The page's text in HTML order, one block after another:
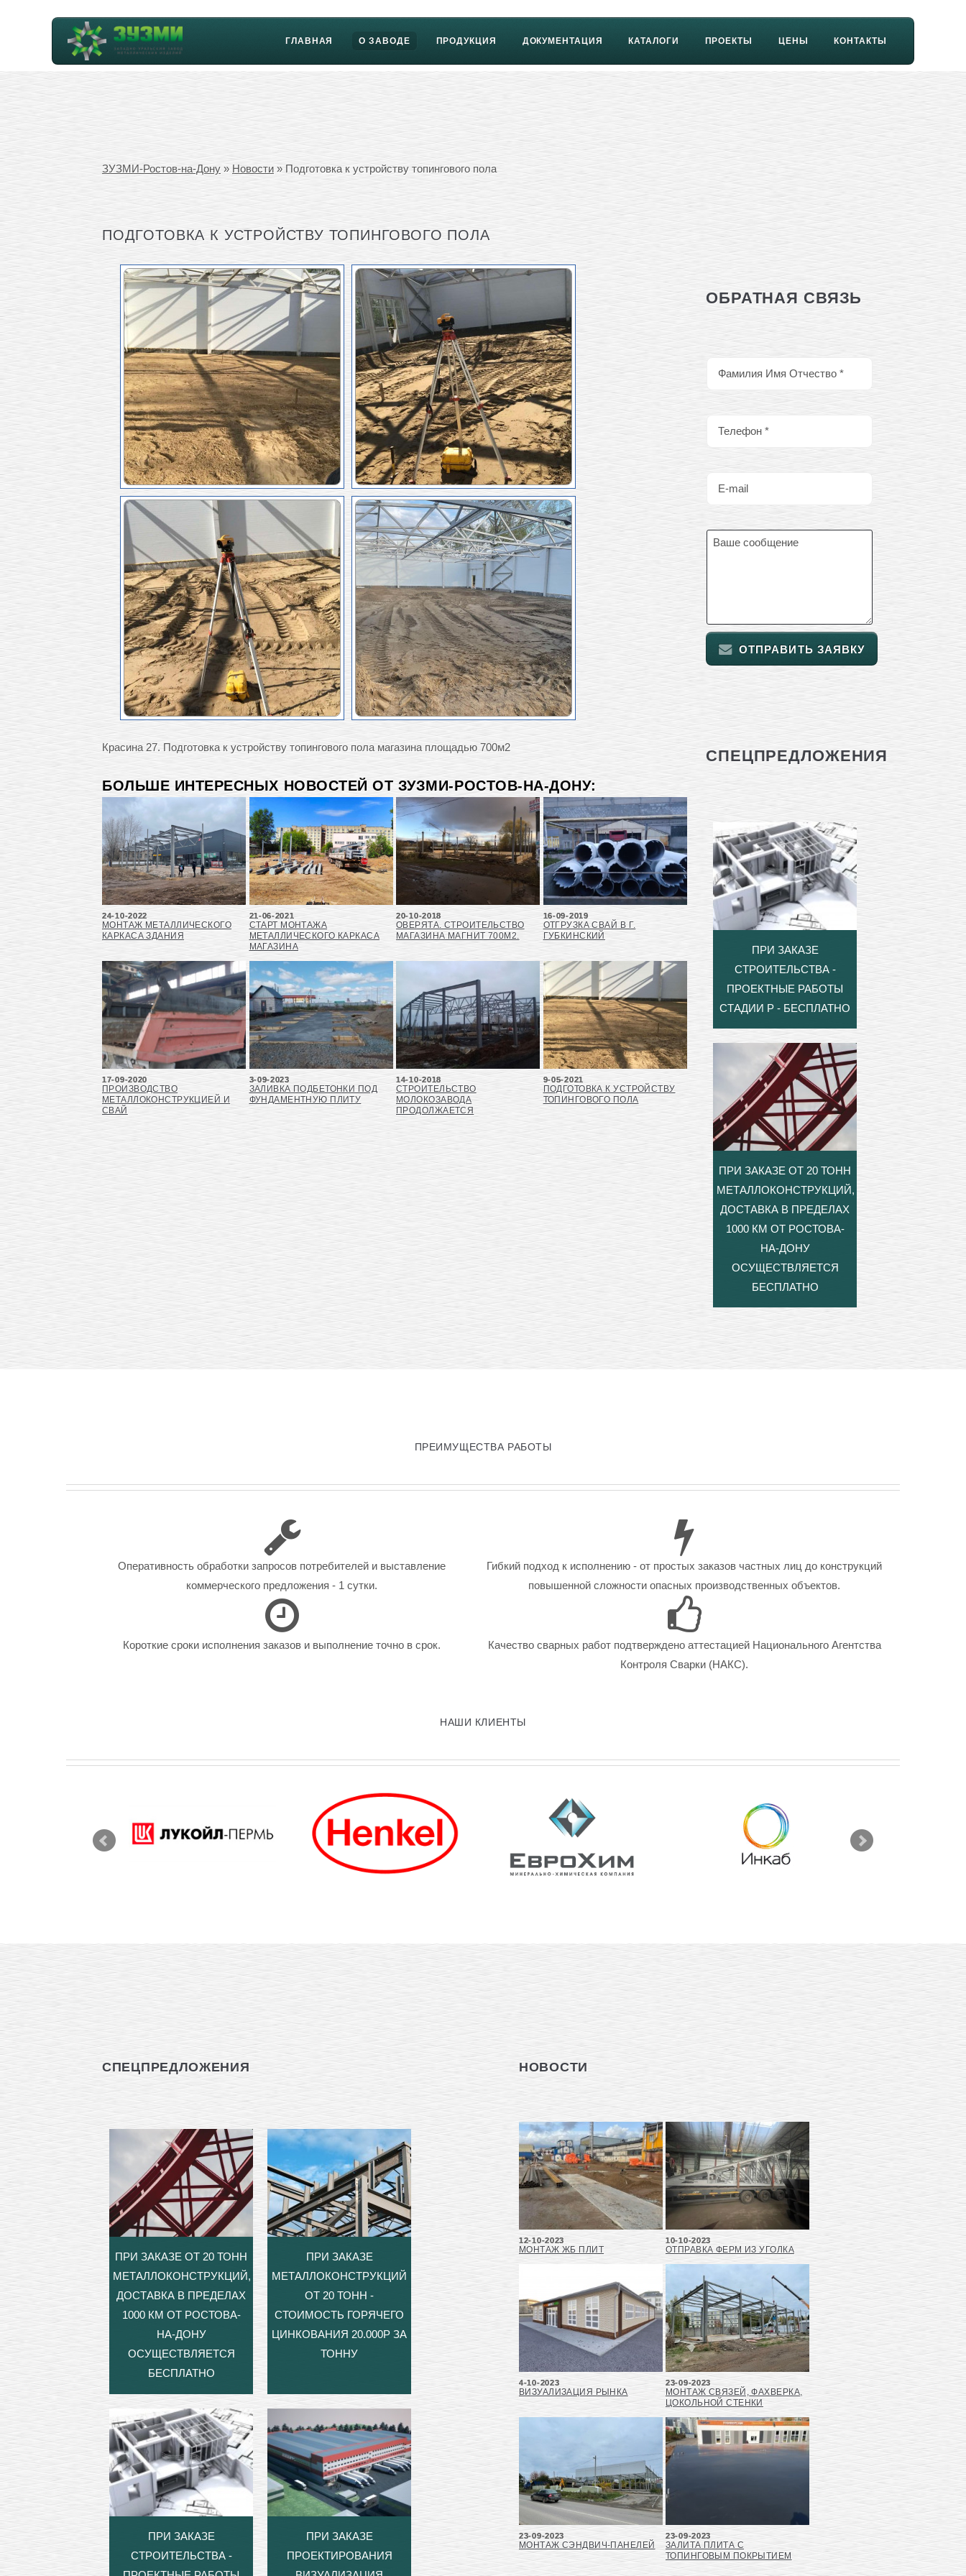
ГЛАВНАЯ О ЗАВОДЕ ПРОДУКЦИЯ ДОКУМЕНТАЦИЯ КАТАЛОГИ ПРОЕКТЫ ЦЕНЫ КОНТАКТЫ
ЗУЗМИ-Ростов-на-Дону » Новости » Подготовка к устройству топингового пола
ПОДГОТОВКА К УСТРОЙСТВУ ТОПИНГОВОГО ПОЛА
Красина 27. Подготовка к устройству топингового пола магазина площадью 700м2
БОЛЬШЕ ИНТЕРЕСНЫХ НОВОСТЕЙ ОТ ЗУЗМИ-РОСТОВ-НА-ДОНУ:
24-10-2022
МОНТАЖ МЕТАЛЛИЧЕСКОГО
КАРКАСА ЗДАНИЯ
21-06-2021
СТАРТ МОНТАЖА
МЕТАЛЛИЧЕСКОГО КАРКАСА
МАГАЗИНА
20-10-2018
ОВЕРЯТА. СТРОИТЕЛЬСТВО
МАГАЗИНА МАГНИТ 700М2.
16-09-2019
ОТГРУЗКА СВАЙ В Г.
ГУБКИНСКИЙ
17-09-2020
ПРОИЗВОДСТВО
МЕТАЛЛОКОНСТРУКЦИЕЙ И
СВАЙ
3-09-2023
ЗАЛИВКА ПОДБЕТОНКИ ПОД
ФУНДАМЕНТНУЮ ПЛИТУ
14-10-2018
СТРОИТЕЛЬСТВО
МОЛОКОЗАВОДА
ПРОДОЛЖАЕТСЯ
9-05-2021
ПОДГОТОВКА К УСТРОЙСТВУ
ТОПИНГОВОГО ПОЛА
ОБРАТНАЯ СВЯЗЬ
ОТПРАВИТЬ ЗАЯВКУ
СПЕЦПРЕДЛОЖЕНИЯ
ПРИ ЗАКАЗЕ
СТРОИТЕЛЬСТВА -
ПРОЕКТНЫЕ РАБОТЫ
СТАДИИ Р - БЕСПЛАТНО
ПРИ ЗАКАЗЕ ОТ 20 ТОНН
МЕТАЛЛОКОНСТРУКЦИЙ,
ДОСТАВКА В ПРЕДЕЛАХ
1000 КМ ОТ РОСТОВА-
НА-ДОНУ
ОСУЩЕСТВЛЯЕТСЯ
БЕСПЛАТНО
ПРЕИМУЩЕСТВА РАБОТЫ
Оперативность обработки запросов потребителей и выставление
коммерческого предложения - 1 сутки.
Гибкий подход к исполнению - от простых заказов частных лиц до конструкций
повышенной сложности опасных производственных объектов.
Короткие сроки исполнения заказов и выполнение точно в срок.
Качество сварных работ подтверждено аттестацией Национального Агентства
Контроля Сварки (НАКС).
НАШИ КЛИЕНТЫ
СПЕЦПРЕДЛОЖЕНИЯ
ПРИ ЗАКАЗЕ ОТ 20 ТОНН
МЕТАЛЛОКОНСТРУКЦИЙ,
ДОСТАВКА В ПРЕДЕЛАХ
1000 КМ ОТ РОСТОВА-
НА-ДОНУ
ОСУЩЕСТВЛЯЕТСЯ
БЕСПЛАТНО
ПРИ ЗАКАЗЕ
МЕТАЛЛОКОНСТРУКЦИЙ
ОТ 20 ТОНН -
СТОИМОСТЬ ГОРЯЧЕГО
ЦИНКОВАНИЯ 20.000Р ЗА
ТОННУ
ПРИ ЗАКАЗЕ
СТРОИТЕЛЬСТВА -
ПРИ ЗАКАЗЕ
ПРОЕКТИРОВАНИЯ
НОВОСТИ
12-10-2023
МОНТАЖ ЖБ ПЛИТ
10-10-2023
ОТПРАВКА ФЕРМ ИЗ УГОЛКА
4-10-2023
ВИЗУАЛИЗАЦИЯ РЫНКА
23-09-2023
МОНТАЖ СВЯЗЕЙ, ФАХВЕРКА,
ЦОКОЛЬНОЙ СТЕНКИ
23-09-2023
МОНТАЖ СЭНДВИЧ-ПАНЕЛЕЙ
23-09-2023
ЗАЛИТА ПЛИТА С
ТОПИНГОВЫМ ПОКРЫТИЕМ